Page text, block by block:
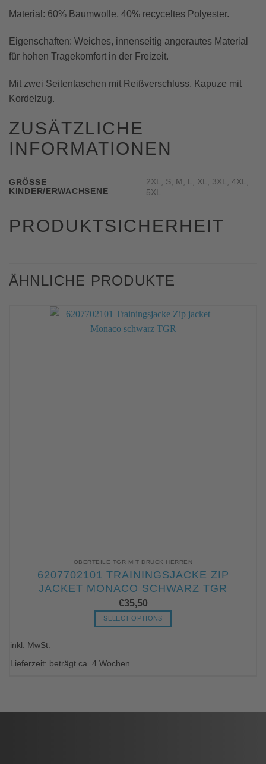
Material: 60% Baumwolle, 40% recyceltes Polyester.
Eigenschaften: Weiches, innenseitig angerautes Material
für hohen Tragekomfort in der Freizeit.
Mit zwei Seitentaschen mit Reißverschluss. Kapuze mit
Kordelzug.
ZUSÄTZLICHE
INFORMATIONEN
GRÖSSE K
INDER/ERWACHSENE
2XL, S, M, L, XL, 3XL, 4XL,
5XL
PRODUKTSICHERHEIT
ÄHNLICHE PRODUKTE
OBERTEILE TGR MIT DRUCK HERREN
6207702101 TRAININGSJACKE ZIP
JACKET MONACO SCHWARZ TGR
€35,50
SELECT OPTIONS
inkl. MwSt.
Lieferzeit: beträgt ca. 4 Wochen